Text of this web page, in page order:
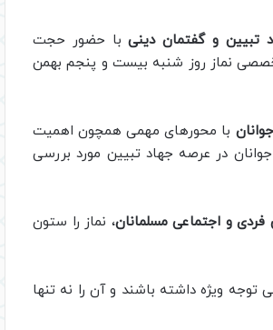
و گفتمان دینیبا حضور حجت
نماز روز شنبه بیست و پنجم بهمن
با محورهای مهمی همچون اهمیت
در عرصه جهاد تبیین مورد بررسی
فردی و اجتماعی مسلمانان، نماز را ستون
ویژه داشته باشند و آن را نه تنها